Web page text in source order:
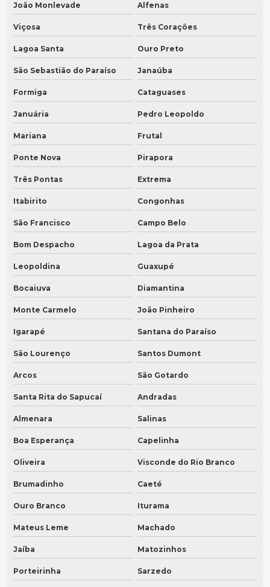
João Monlevade Alfenas
Viçosa Três Corações
Lagoa Santa Ouro Preto
São Sebastião do Paraíso Janaúba
Formiga Cataguases
Januária Pedro Leopoldo
Mariana Frutal
Ponte Nova Pirapora
Três Pontas Extrema
Itabirito Congonhas
São Francisco Campo Belo
Bom Despacho Lagoa da Prata
Leopoldina Guaxupé
Bocaiuva Diamantina
Monte Carmelo João Pinheiro
Igarapé Santana do Paraíso
São Lourenço Santos Dumont
Arcos São Gotardo
Santa Rita do Sapucaí Andradas
Almenara Salinas
Boa Esperança Capelinha
Oliveira Visconde do Rio Branco
Brumadinho Caeté
Ouro Branco Iturama
Mateus Leme Machado
Jaíba Matozinhos
Porteirinha Sarzedo